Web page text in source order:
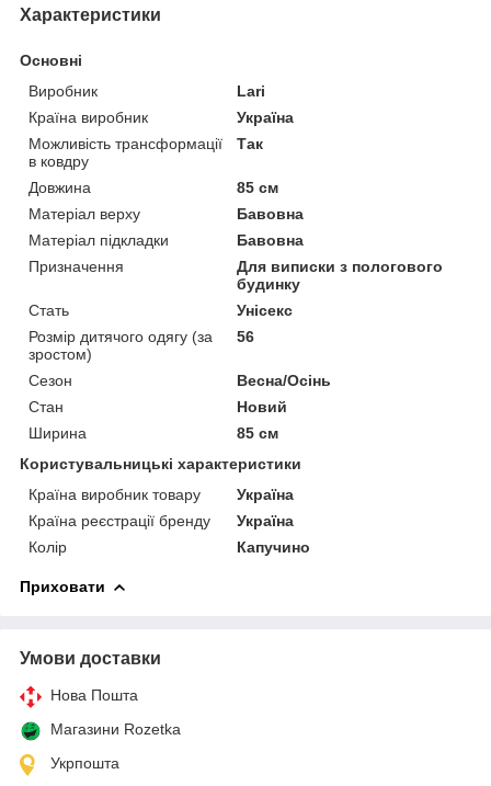
Характеристики
Основні
Виробник
Larі
Країна виробник
Україна
Можливість трансформації
в ковдру
Так
Довжина
85 см
Матеріал верху
Бавовна
Матеріал підкладки
Бавовна
Призначення
Для виписки з пологового
будинку
Стать
Унісекс
Розмір дитячого одягу (за
зростом)
56
Сезон
Весна/Осінь
Стан
Новий
Ширина
85 см
Користувальницькі характеристики
Країна виробник товару
Україна
Країна реєстрації бренду
Україна
Колір
Капучино
Приховати
Умови доставки
Нова Пошта
Магазини Rozetka
Укрпошта